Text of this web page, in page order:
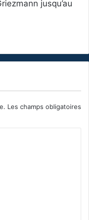
jusqu’au
Les champs obligatoires